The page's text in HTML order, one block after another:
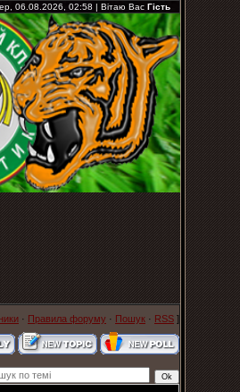
06.08.2026, 02:58 | Вітаю Вас Гість
· Правила форуму · Пошук · RSS ]